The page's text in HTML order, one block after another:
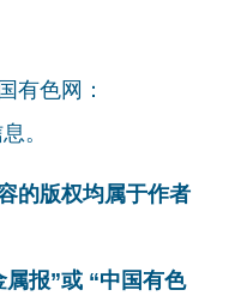
有色网：
。
的版权均属于作者
报”或 “中国有色